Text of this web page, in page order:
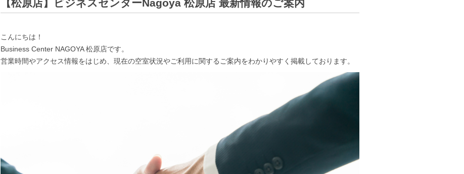
【松原店】ビジネスセンターNagoya 松原店 最新情報のご案内
こんにちは！
Business Center NAGOYA 松原店です。
営業時間やアクセス情報をはじめ、現在の空室状況やご利用に関するご案内をわかりやすく掲載しております。